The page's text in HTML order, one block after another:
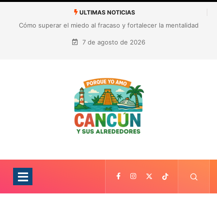
ULTIMAS NOTICIAS
México busca reanudar la exportación de aguacate a Estados
Unidos tras suspensión por alerta de seguridad
7 de agosto de 2026